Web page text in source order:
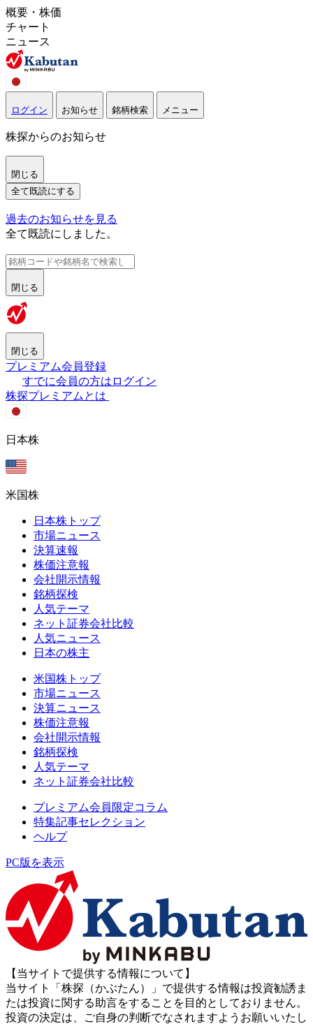
概要・株価
チャート
ニュース
ログイン お知らせ 銘柄検索 メニュー
株探からのお知らせ
閉じる
全て既読にする
過去のお知らせを見る
全て既読にしました。
閉じる
閉じる
プレミアム会員登録
すでに会員の方はログイン
株探プレミアムとは
日本株
米国株
日本株トップ
市場ニュース
決算速報
株価注意報
会社開示情報
銘柄探検
人気テーマ
ネット証券会社比較
人気ニュース
日本の株主
米国株トップ
市場ニュース
決算ニュース
株価注意報
会社開示情報
銘柄探検
人気テーマ
ネット証券会社比較
プレミアム会員限定コラム
特集記事セレクション
ヘルプ
PC版を表示
【当サイトで提供する情報について】
当サイト「株探（かぶたん）」で提供する情報は投資勧誘ま
たは投資に関する助言をすることを目的としておりません。
投資の決定は、ご自身の判断でなされますようお願いいたし